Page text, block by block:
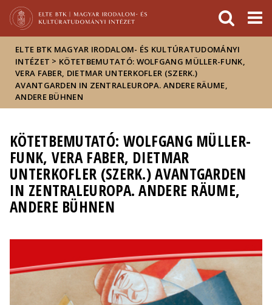
Hírek
Események
ELTE a
sajtóban
ELTE BTK MAGYAR IRODALOM- ÉS KULTÚRATUDOMÁNYI
INTÉZET > KÖTETBEMUTATÓ: WOLFGANG MÜLLER-FUNK,
VERA FABER, DIETMAR UNTERKOFLER (SZERK.)
AVANTGARDEN IN ZENTRALEUROPA. ANDERE RÄUME,
ANDERE BÜHNEN
KÖTETBEMUTATÓ: WOLFGANG MÜLLER-
FUNK, VERA FABER, DIETMAR
UNTERKOFLER (SZERK.) AVANTGARDEN
IN ZENTRALEUROPA. ANDERE RÄUME,
ANDERE BÜHNEN